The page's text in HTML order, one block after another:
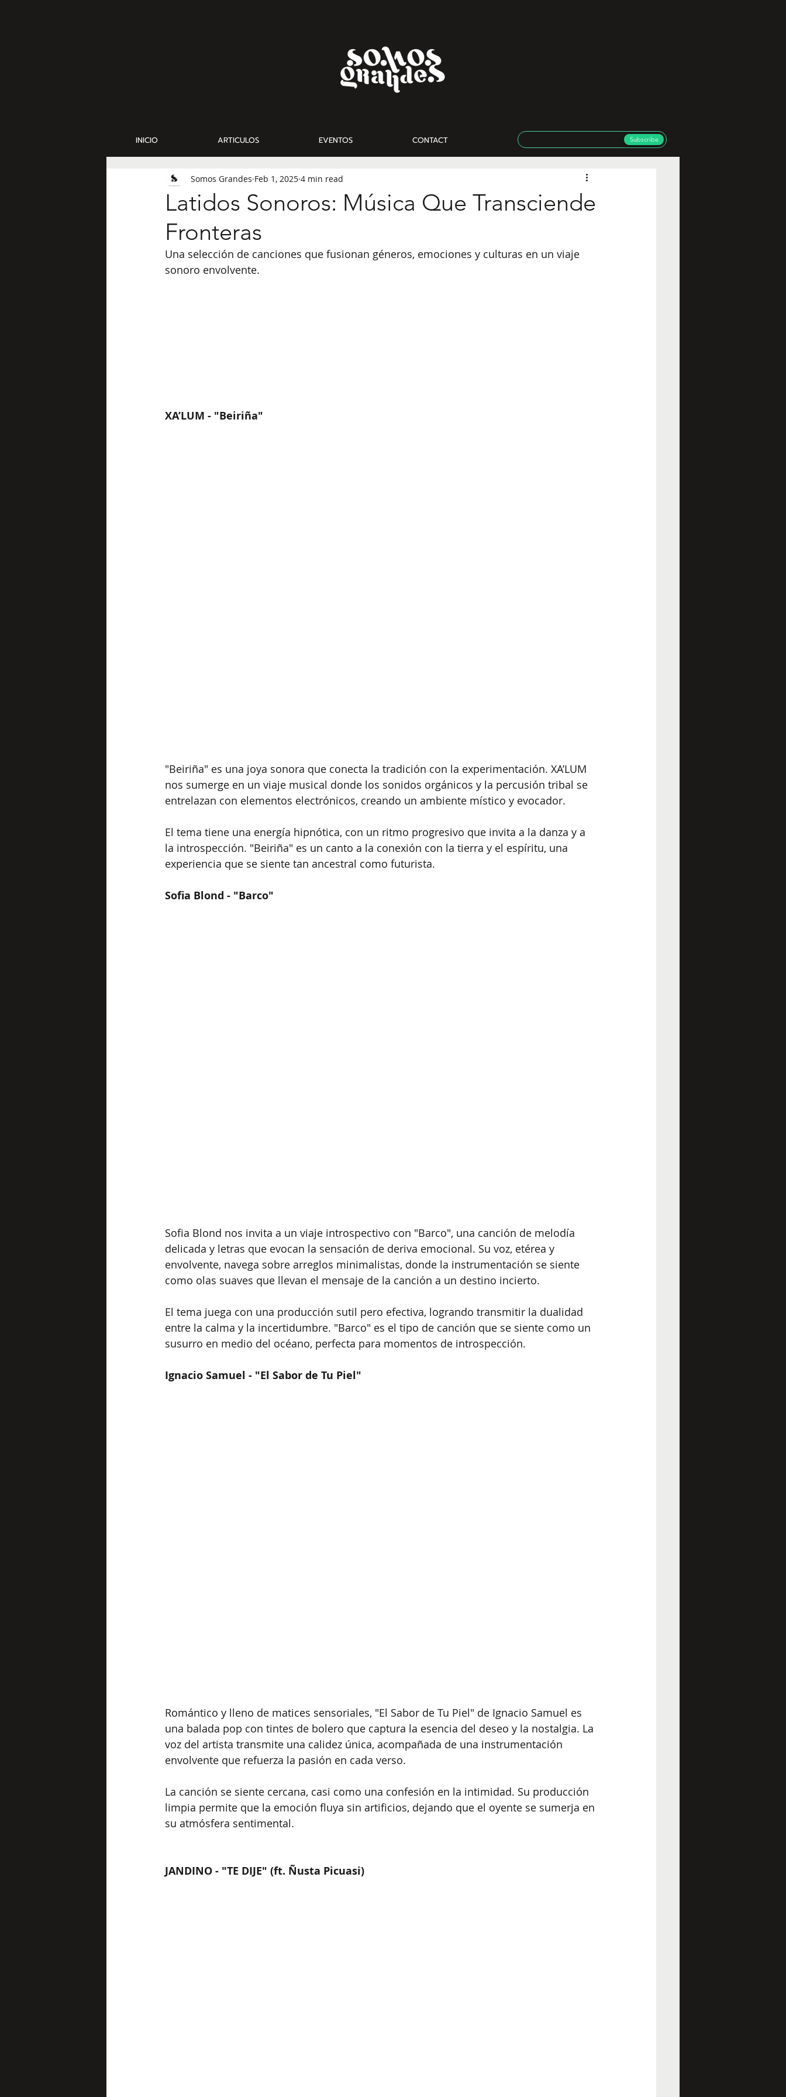
INICIO ARTICULOS EVENTOS CONTACT Subscribe
Latidos Sonoros: Música Que Transciende
Fronteras
Somos Grandes Feb 1, 2025 4 min read
Una selección de canciones que fusionan géneros, emociones y culturas en un viaje
sonoro envolvente.
XA’LUM - "Beiriña"
"Beiriña" es una joya sonora que conecta la tradición con la experimentación. XA’LUM
nos sumerge en un viaje musical donde los sonidos orgánicos y la percusión tribal se
entrelazan con elementos electrónicos, creando un ambiente místico y evocador.
El tema tiene una energía hipnótica, con un ritmo progresivo que invita a la danza y a
la introspección. "Beiriña" es un canto a la conexión con la tierra y el espíritu, una
experiencia que se siente tan ancestral como futurista.
Sofia Blond - "Barco"
Sofia Blond nos invita a un viaje introspectivo con "Barco", una canción de melodía
delicada y letras que evocan la sensación de deriva emocional. Su voz, etérea y
envolvente, navega sobre arreglos minimalistas, donde la instrumentación se siente
como olas suaves que llevan el mensaje de la canción a un destino incierto.
El tema juega con una producción sutil pero efectiva, logrando transmitir la dualidad
entre la calma y la incertidumbre. "Barco" es el tipo de canción que se siente como un
susurro en medio del océano, perfecta para momentos de introspección.
Ignacio Samuel - "El Sabor de Tu Piel"
Romántico y lleno de matices sensoriales, "El Sabor de Tu Piel" de Ignacio Samuel es
una balada pop con tintes de bolero que captura la esencia del deseo y la nostalgia. La
voz del artista transmite una calidez única, acompañada de una instrumentación
envolvente que refuerza la pasión en cada verso.
La canción se siente cercana, casi como una confesión en la intimidad. Su producción
limpia permite que la emoción fluya sin artificios, dejando que el oyente se sumerja en
su atmósfera sentimental.
JANDINO - "TE DIJE" (ft. Ñusta Picuasi)